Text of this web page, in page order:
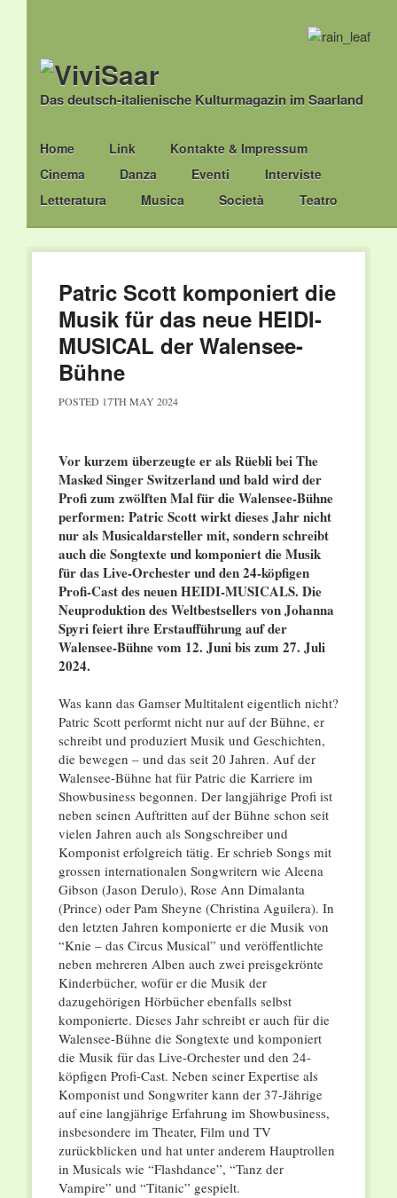
Das deutsch-italienische Kulturmagazin im Saarland
Main menu
Skip
to
content
Home Link
Kontakte & Impressum
Cinema
Danza Eventi
Interviste
Letteratura
Musica Società Teatro
Patric Scott komponiert die
Musik für das neue HEIDI-
MUSICAL der Walensee-
Bühne
POSTED 17TH MAY 2024
Vor kurzem überzeugte er als Rüebli bei The
Masked Singer Switzerland und bald wird der
Profi zum zwölften Mal für die Walensee-Bühne
performen: Patric Scott wirkt dieses Jahr nicht
nur als Musicaldarsteller mit, sondern schreibt
auch die Songtexte und komponiert die Musik
für das Live-Orchester und den 24-köpfigen
Profi-Cast des neuen HEIDI-MUSICALS. Die
Neuproduktion des Weltbestsellers von Johanna
Spyri feiert ihre Erstaufführung auf der
Walensee-Bühne vom 12. Juni bis zum 27. Juli
2024.
Was kann das Gamser Multitalent eigentlich nicht?
Patric Scott performt nicht nur auf der Bühne, er
schreibt und produziert Musik und Geschichten,
die bewegen – und das seit 20 Jahren. Auf der
Walensee-Bühne hat für Patric die Karriere im
Showbusiness begonnen. Der langjährige Profi ist
neben seinen Auftritten auf der Bühne schon seit
vielen Jahren auch als Songschreiber und
Komponist erfolgreich tätig. Er schrieb Songs mit
grossen internationalen Songwritern wie Aleena
Gibson (Jason Derulo), Rose Ann Dimalanta
(Prince) oder Pam Sheyne (Christina Aguilera). In
den letzten Jahren komponierte er die Musik von
“Knie – das Circus Musical” und veröffentlichte
neben mehreren Alben auch zwei preisgekrönte
Kinderbücher, wofür er die Musik der
dazugehörigen Hörbücher ebenfalls selbst
komponierte. Dieses Jahr schreibt er auch für die
Walensee-Bühne die Songtexte und komponiert
die Musik für das Live-Orchester und den 24-
köpfigen Profi-Cast. Neben seiner Expertise als
Komponist und Songwriter kann der 37-Jährige
auf eine langjährige Erfahrung im Showbusiness,
insbesondere im Theater, Film und TV
zurückblicken und hat unter anderem Hauptrollen
in Musicals wie “Flashdance”, “Tanz der
Vampire” und “Titanic” gespielt.